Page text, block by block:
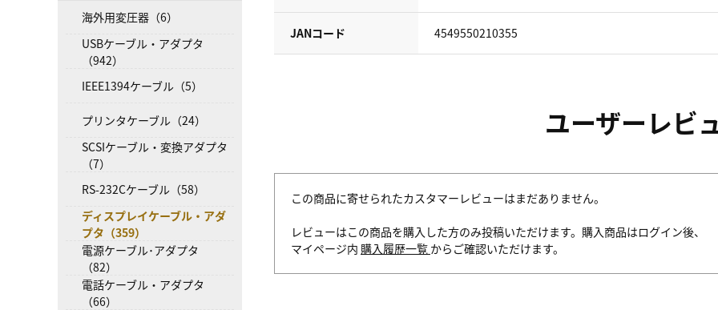
JANコード 4549550210355
ユーザーレビ
この商品に寄せられたカスタマーレビューはまだありません。
レビューはこの商品を購入した方のみ投稿いただけます。購入商品はログイン後、
マイページ内 購入履歴一覧 からご確認いただけます。
海外用変圧器（6）
USBケーブル・アダプタ
（942）
IEEE1394ケーブル（5）
プリンタケーブル（24）
SCSIケーブル・変換アダプタ
（7）
RS-232Cケーブル（58）
ディスプレイケーブル・アダ
プタ（359）
電源ケーブル･アダプタ
（82）
電話ケーブル・アダプタ
（66）